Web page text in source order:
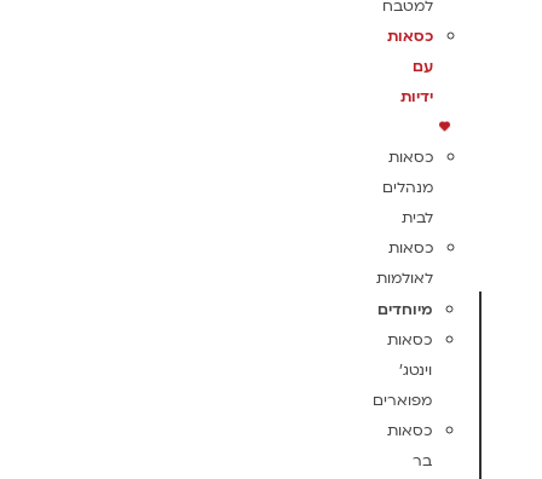
למטבח
כסאות
עם
ידיות
כסאות
מנהלים
לבית
כסאות
לאולמות
מיוחדים
כסאות
וינטג'
מפוארים
כסאות
בר